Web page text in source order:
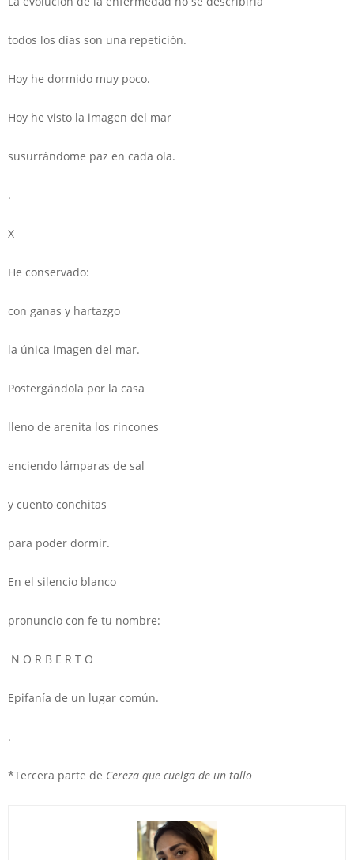
todos los días son una repetición.
Hoy he dormido muy poco.
Hoy he visto la imagen del mar
susurrándome paz en cada ola.
.
X
He conservado:
con ganas y hartazgo
la única imagen del mar.
Postergándola por la casa
lleno de arenita los rincones
enciendo lámparas de sal
y cuento conchitas
para poder dormir.
En el silencio blanco
pronuncio con fe tu nombre:
N O R B E R T O
Epifanía de un lugar común.
.
*Tercera parte de Cereza que cuelga de un tallo